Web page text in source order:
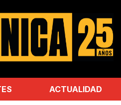
ACTUALIDAD